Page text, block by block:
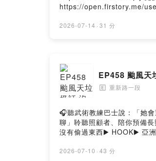
https://open.firstory.me/
2026-07-14 · 31 分
EP458 颱風天
🄴 重新路一段
🎧聽武術教練巴士說：「她
聊」聆聽照顧者、陪你預備
沒有偷過東西▶️ HOOK▶️ 亞
wetofriends@gmail.com-重
2026-07-10 · 43 分